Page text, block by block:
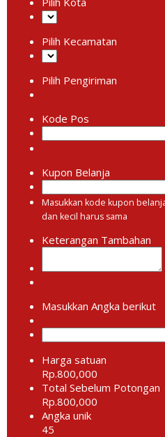
Pilih Kecamatan
Pilih Pengiriman
Kode Pos
Kupon Belanja
Masukkan kode kupon
dan kecil harus sama
Keterangan Tambahan
Masukkan Angka berikut
Harga satuan
Rp.800,000
Total Sebelum Potongan
Rp.800,000
Angka unik
45